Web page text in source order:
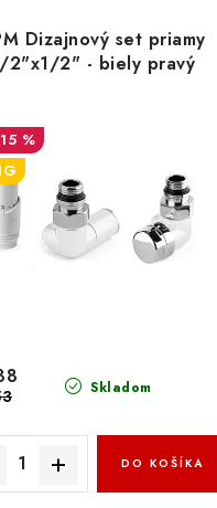
Dizajnový set priamy
2"x1/2" - biely pravý
15 %
Skladom
DO KOŠÍKA